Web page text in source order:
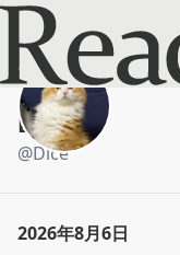
Reads - 読書の
Dice
@Dice
2026年8月6日